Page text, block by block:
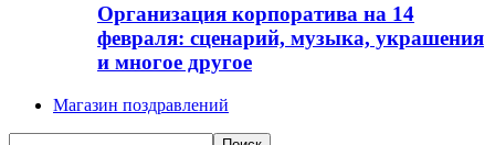
Организация корпоратива на 14
февраля: сценарий, музыка, украшения
и многое другое
Магазин поздравлений